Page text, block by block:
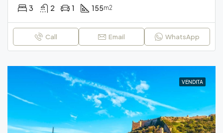
3 2 1 155m2
Call Email WhatsApp
VENDITA